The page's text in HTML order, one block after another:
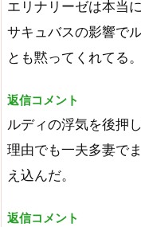
エリナリーゼは本当
サキュバスの影響で
とも黙ってくれてる。
返信コメント
ルディの浮気を後押
理由でも一夫多妻で
え込んだ。
返信コメント